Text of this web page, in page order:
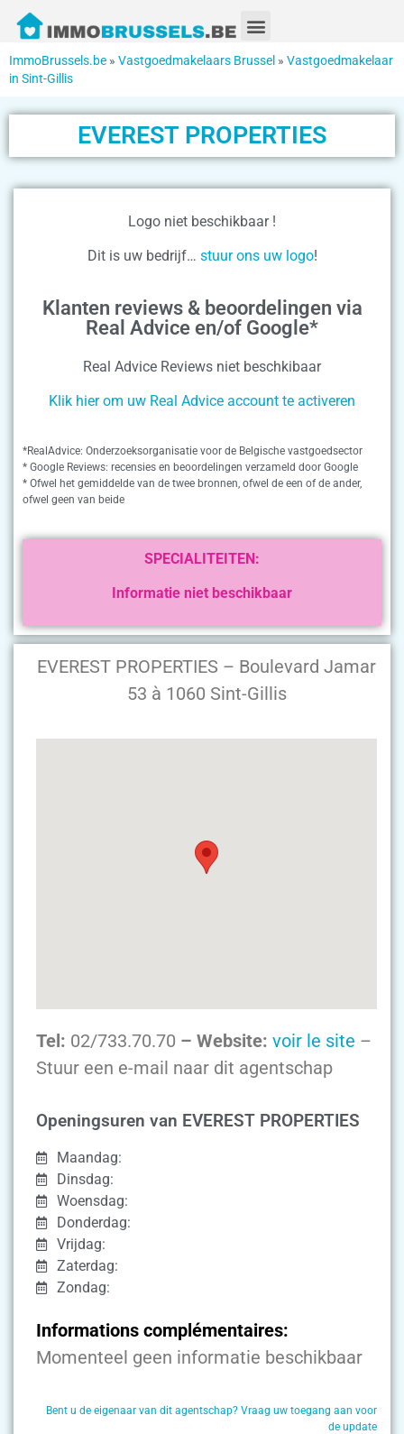
ImmoBrussels.be » Vastgoedmakelaars Brussel » Vastgoedmakelaar
in Sint-Gillis
EVEREST PROPERTIES
EVEREST PROPERTIES – Boulevard Jamar
53 à 1060 Sint-Gillis
Tel: 02/733.70.70 – Website: voir le site –
Stuur een e-mail naar dit agentschap
Openingsuren van EVEREST PROPERTIES
Maandag:
Dinsdag:
Woensdag:
Donderdag:
Vrijdag:
Zaterdag:
Zondag:
Informations complémentaires:
Momenteel geen informatie beschikbaar
Bent u de eigenaar van dit agentschap? Vraag uw toegang aan voor
de update
Logo niet beschikbaar !
Dit is uw bedrijf… stuur ons uw logo!
Klanten reviews & beoordelingen via
Real Advice en/of Google*
Real Advice Reviews niet beschkibaar
Klik hier om uw Real Advice account te activeren
*RealAdvice: Onderzoeksorganisatie voor de Belgische vastgoedsector
* Google Reviews: recensies en beoordelingen verzameld door Google
* Ofwel het gemiddelde van de twee bronnen, ofwel de een of de ander,
ofwel geen van beide
SPECIALITEITEN:
Informatie niet beschikbaar